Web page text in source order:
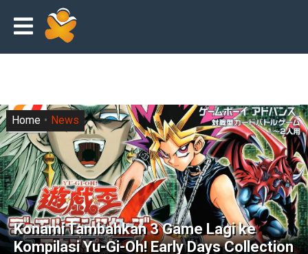
Konami Tambahkan 3 Game Lagi ke
Kompilasi Yu-Gi-Oh! Early Days Collection
Home News